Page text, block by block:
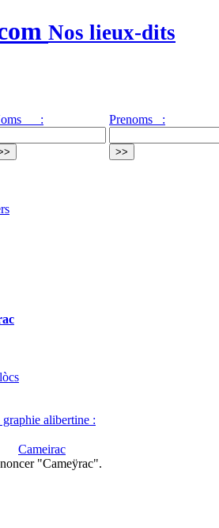
Nos lieux-dits
: Prenoms :
graphie alibertine :
Cameirac
"Cameÿrac".